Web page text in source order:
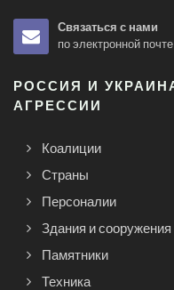
Связаться с нами
по электронной почте
РОССИЯ И
АГРЕССИИ
Коалиции
Страны
Персоналии
Здания и сооружения
Памятники
Техника